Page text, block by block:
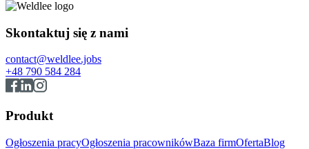
Skontaktuj się z nami
contact@weldlee.jobs
+48 790 584 284
Produkt
Ogłoszenia pracyOgłoszenia pracownikówBaza firmOfertaBlog